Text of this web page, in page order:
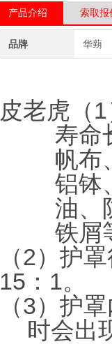
产品介绍 索取报
品牌 华蒴
皮老虎（1
寿命
帆布
铝钵
油、
铁屑
（2）护
15 ： 1。
（3）护
时会出